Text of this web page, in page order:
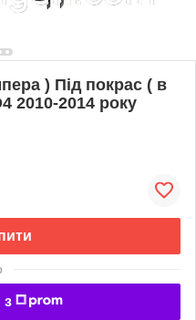
) Під покрас ( в
2010-2014 року
з